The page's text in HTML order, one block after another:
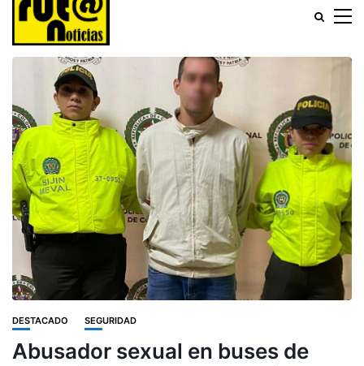
DESTACADO SEGURIDAD
Abusador sexual en buses de